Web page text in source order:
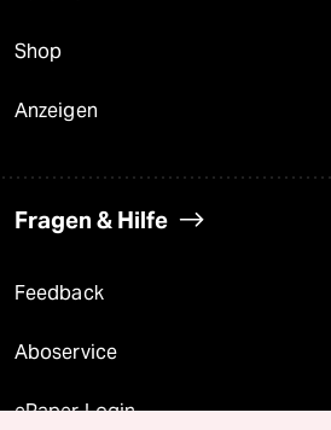
Shop
Anzeigen
Fragen & Hilfe
Feedback
Aboservice
ePaper Login